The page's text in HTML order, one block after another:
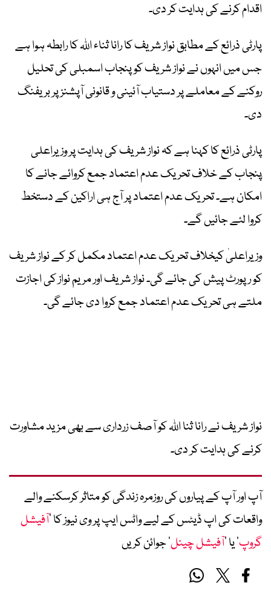
اقدام کرنے کی ہدایت کر دی۔
پارٹی ذرائع کے مطابق نواز شریف کا رانا ثناء اللہ کا رابطہ ہوا ہے
جس میں انہوں نے نواز شریف کو پنجاب اسمبلی کی تحلیل
روکنے کے معاملے پر دستیاب آئینی و قانونی آپشنز پر بریفنگ
دی۔
پارٹی ذرائع کا کہنا ہے کہ نواز شریف کی ہدایت پر وزیراعلی
ٰپنجاب کے خلاف تحریک عدم اعتماد جمع کروائے جانے کا
امکان ہے۔ تحریک عدم اعتماد پر آج ہی اراکین کے دستخط
کروا لئے جائیں گے۔
وزیراعلیٰ کیخلاف تحریک عدم اعتماد مکمل کر کے نواز شریف
کو رپورٹ پیش کی جائے گی۔ نواز شریف اور مریم نواز کی اجازت
ملتے ہی تحریک عدم اعتماد جمع کروا دی جائے گی۔
نواز شریف نے رانا ثنا اللہ کو آصف زرداری سے بھی مزید مشاورت
کرنے کی ہدایت کر دی۔
آپ اور آپ کے پیاروں کی روزمرہ زندگی کو متاثر کرسکنے والے
واقعات کی اپ ڈیٹس کے لیے واٹس ایپ پر وی نیوز کا ’آفیشل
گروپ‘ یا ’آفیشل چینل‘ جوائن کریں